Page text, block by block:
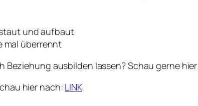
und aufbaut
mal überrennt
ausbilden lassen? Schau gerne
hier nach: LINK